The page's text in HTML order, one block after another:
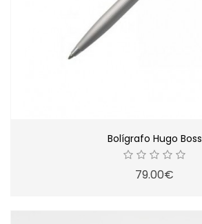
Bolígrafo Hugo Boss
79.00€